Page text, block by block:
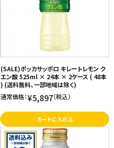
(SALE)ポッカサッポロ キレートレモン ク
エン酸 525ml × 24本 × 2ケース ( 48本
) (送料無料、一部地域は除く)
通常価格：¥5,897（税込）
カートに入れる